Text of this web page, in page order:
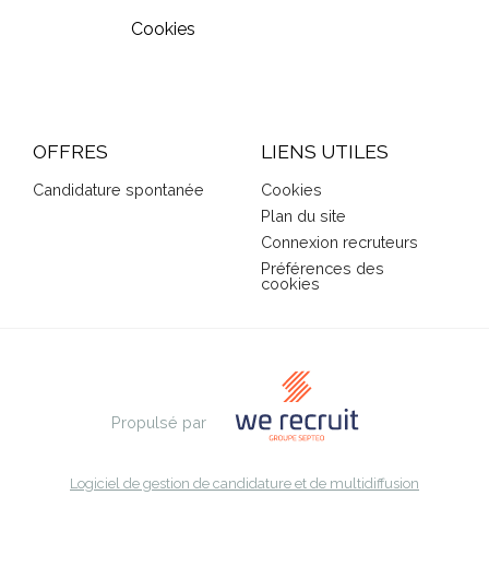
Cookies
OFFRES
Candidature spontanée
LIENS UTILES
Cookies
Plan du site
Connexion recruteurs
Préférences des
cookies
Propulsé par
Logiciel de gestion de candidature et de multidiffusion